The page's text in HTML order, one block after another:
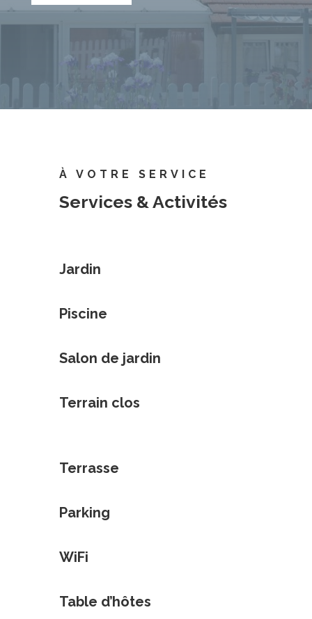
À VOTRE SERVICE
Services & Activités
Jardin
Piscine
Salon de jardin
Terrain clos
Terrasse
Parking
WiFi
Table d’hôtes